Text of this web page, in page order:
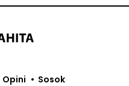
Opini Sosok